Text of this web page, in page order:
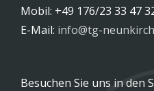
Mobil: +49 176/23 33 47
E-Mail: info@tg-
Besuchen Sie uns in den